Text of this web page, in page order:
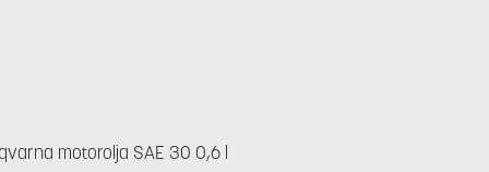
motorolja SAE 30 0,6 l